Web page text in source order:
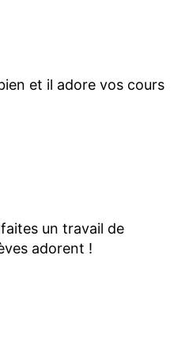
et il adore vos cours
un travail de
adorent !